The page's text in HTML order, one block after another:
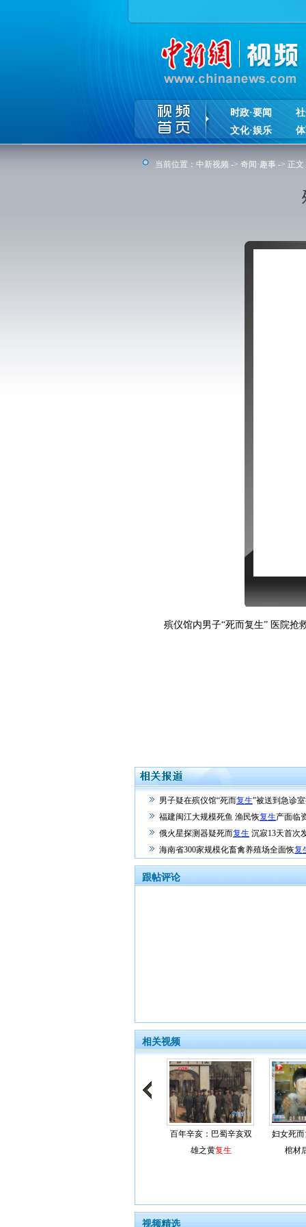
时政·要闻
文化·娱乐
当前位置： 中新视频 -> 奇闻·趣事 -> 正文
殡仪馆内男子“死而复生” 医院抢
男子疑在殡仪馆“死而复生”被送到急诊
福建闽江大规模死鱼 渔民恢复生产面临
俄火星探测器疑死而复生 沉寂13天首次
海南省300家规模化畜禽养殖场全面恢复
跟帖评论
相关视频
百年辛亥：巴蜀辛亥双
雄之黄复生
妇女死而
棺材
视频精选